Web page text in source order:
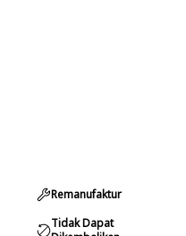
Remanufaktur
Tidak Dapat